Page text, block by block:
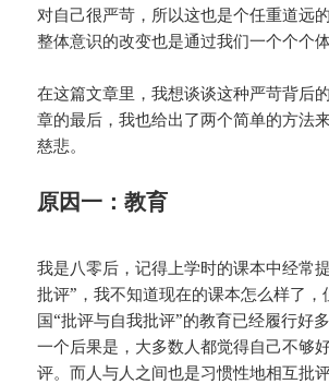
对自己很严苛，所以这也是个任重道远
整体意识的改变也是通过我们一个个个
在这篇文章里，我想谈谈这种严苛背后
章的最后，我也给出了两个简单的方法
慈悲。
原因一：教育
我是八零后，记得上学时的课本中经常
批评”，我不知道现在的课本怎么样了，
国“批评与自我批评”的教育已经履行好
一个后果是，大多数人都觉得自己不够
评。而人与人之间也是习惯性地相互批